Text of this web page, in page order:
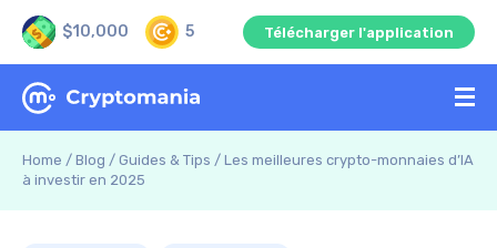
$10,000 5 Télécharger l'application
Home / Blog / Guides & Tips / Les meilleures crypto-monnaies d’IA
à investir en 2025